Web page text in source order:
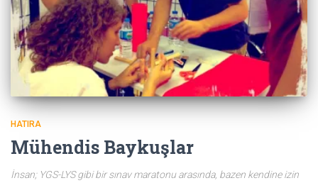
HATIRA
Mühendis Baykuşlar
İnsan; YGS-LYS gibi bir sınav maratonu arasında, bazen kendine izin